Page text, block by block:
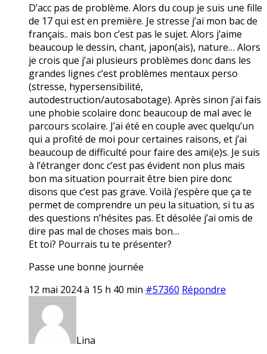
D’acc pas de problème. Alors du coup je suis une fille
de 17 qui est en première. Je stresse j’ai mon bac de
français.. mais bon c’est pas le sujet. Alors j’aime
beaucoup le dessin, chant, japon(ais), nature… Alors
je crois que j’ai plusieurs problèmes donc dans les
grandes lignes c’est problèmes mentaux perso
(stresse, hypersensibilité,
autodestruction/autosabotage). Après sinon j’ai fais
une phobie scolaire donc beaucoup de mal avec le
parcours scolaire. J’ai été en couple avec quelqu’un
qui a profité de moi pour certaines raisons, et j’ai
beaucoup de difficulté pour faire des ami(e)s. Je suis
à l’étranger donc c’est pas évident non plus mais
bon ma situation pourrait être bien pire donc
disons que c’est pas grave. Voilà j’espère que ça te
permet de comprendre un peu la situation, si tu as
des questions n’hésites pas. Et désolée j’ai omis de
dire pas mal de choses mais bon…
Et toi? Pourrais tu te présenter?
Passe une bonne journée
12 mai 2024 à 15 h 40 min #57360 Répondre
Lina